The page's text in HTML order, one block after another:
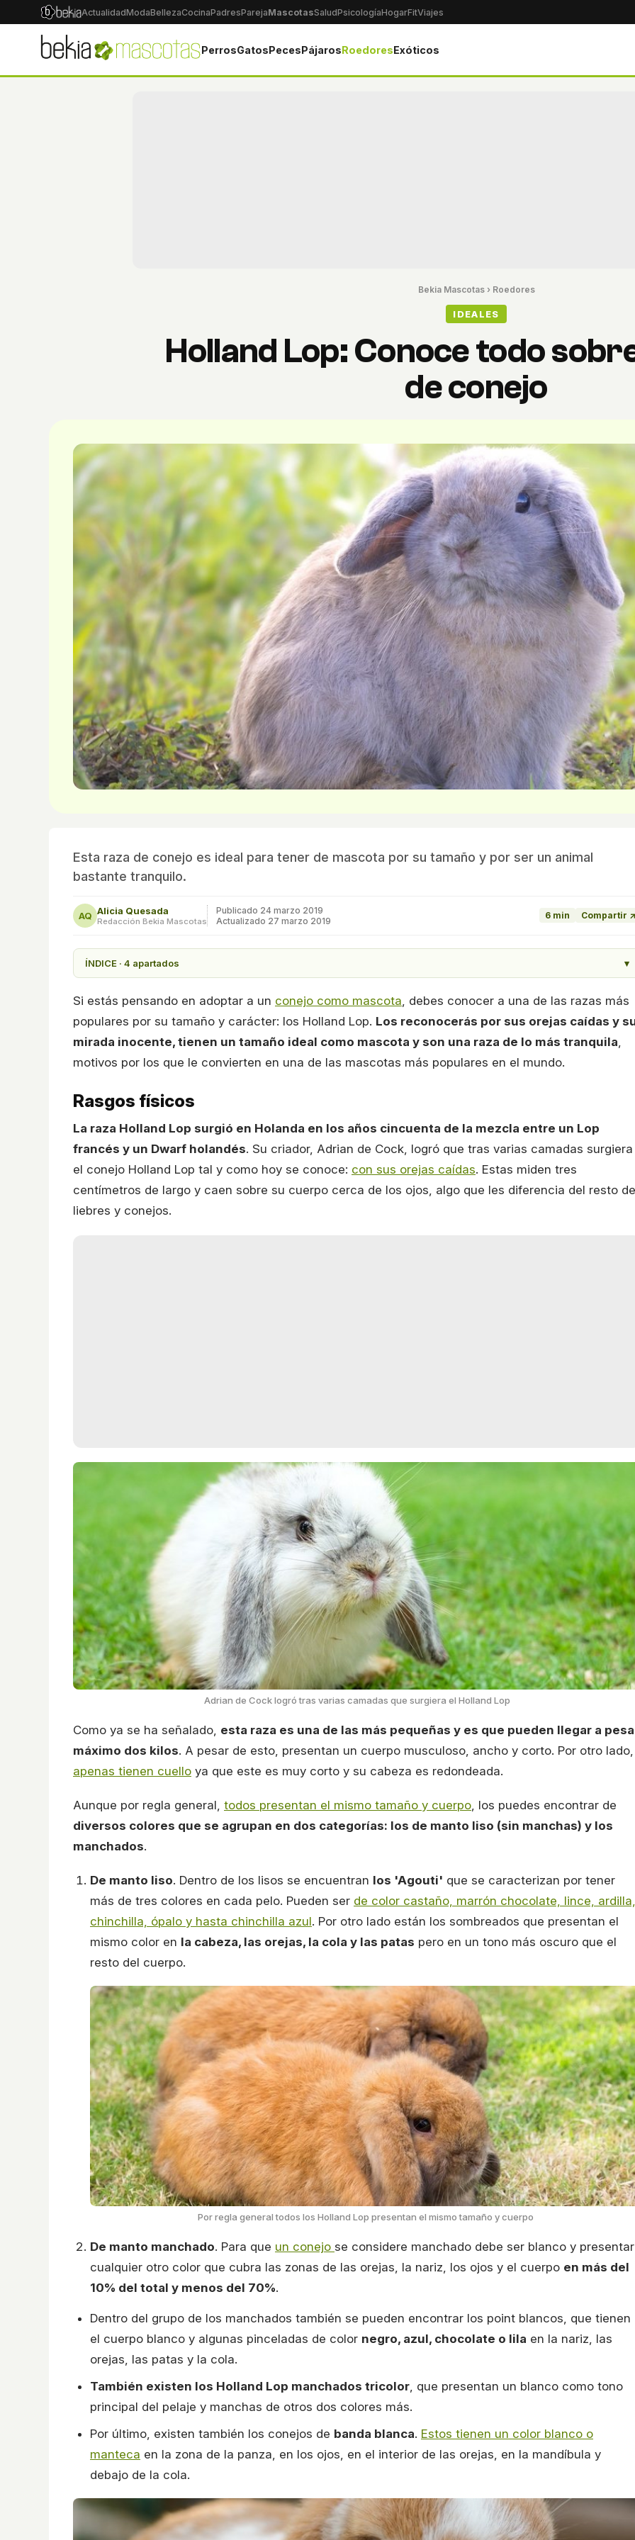
ActualidadModaBellezaCocinaPadresParejaMascotasSaludPsicologíaHogarFitViajes
PerrosGatosPecesPájarosRoedoresExóticos
Bekia Mascotas› Roedores
IDEALES
Holland Lop: Conoce todo
de conejo
Esta raza de conejo es ideal para tener de mascota por su tamaño y por ser un animal
bastante tranquilo.
AQ Alicia Quesada
Redacción Bekia Mascotas
Publicado 24 marzo 2019
Actualizado 27 marzo 2019
6 min Compartir ↗
ÍNDICE · 4 apartados ▾
Si estás pensando en adoptar a un conejo como mascota , debes conocer a una de las razas más
populares por su tamaño y carácter: los Holland Lop. Los reconocerás por sus orejas caídas y
mirada inocente, tienen un tamaño ideal como mascota y son una raza de lo más tranquila
motivos por los que le convierten en una de las mascotas más populares en el mundo.
Rasgos físicos
La raza Holland Lop surgió en Holanda en los años cincuenta de la mezcla entre un Lop
francés y un Dwarf holandés. Su criador, Adrian de Cock, logró que tras varias camadas surgiera
el conejo Holland Lop tal y como hoy se conoce: con sus orejas caídas. Estas miden tres
centímetros de largo y caen sobre su cuerpo cerca de los ojos, algo que les diferencia del resto de
liebres y conejos.
Adrian de Cock logró tras varias camadas que surgiera el Holland Lop
Como ya se ha señalado, esta raza es una de las más pequeñas y es que pueden llegar a
máximo dos kilos. A pesar de esto, presentan un cuerpo musculoso, ancho y corto. Por otro lado,
apenas tienen cuello ya que este es muy corto y su cabeza es redondeada.
Aunque por regla general, todos presentan el mismo tamaño y cuerpo , los puedes encontrar de
diversos colores que se agrupan en dos categorías: los de manto liso (sin manchas) y los
manchados.
De manto liso. Dentro de los lisos se encuentran los 'Agouti' que se caracterizan por tener
más de tres colores en cada pelo. Pueden ser de color castaño, marrón chocolate, lince, ardilla,
chinchilla, ópalo y hasta chinchilla azul. Por otro lado están los sombreados que presentan el
mismo color en la cabeza, las orejas, la cola y las patas pero en un tono más oscuro que el
resto del cuerpo.
Por regla general todos los Holland Lop presentan el mismo tamaño y cuerpo
De manto manchado. Para que un conejo se considere manchado debe ser blanco y presentar
cualquier otro color que cubra las zonas de las orejas, la nariz, los ojos y el cuerpo en más del
10% del total y menos del 70%.
Dentro del grupo de los manchados también se pueden encontrar los point blancos, que tienen
el cuerpo blanco y algunas pinceladas de color negro, azul, chocolate o lila en la nariz, las
orejas, las patas y la cola.
También existen los Holland Lop manchados tricolor , que presentan un blanco como tono
principal del pelaje y manchas de otros dos colores más.
Por último, existen también los conejos de banda blanca. Estos tienen un color blanco o
manteca en la zona de la panza, en los ojos, en el interior de las orejas, en la mandíbula y
debajo de la cola.